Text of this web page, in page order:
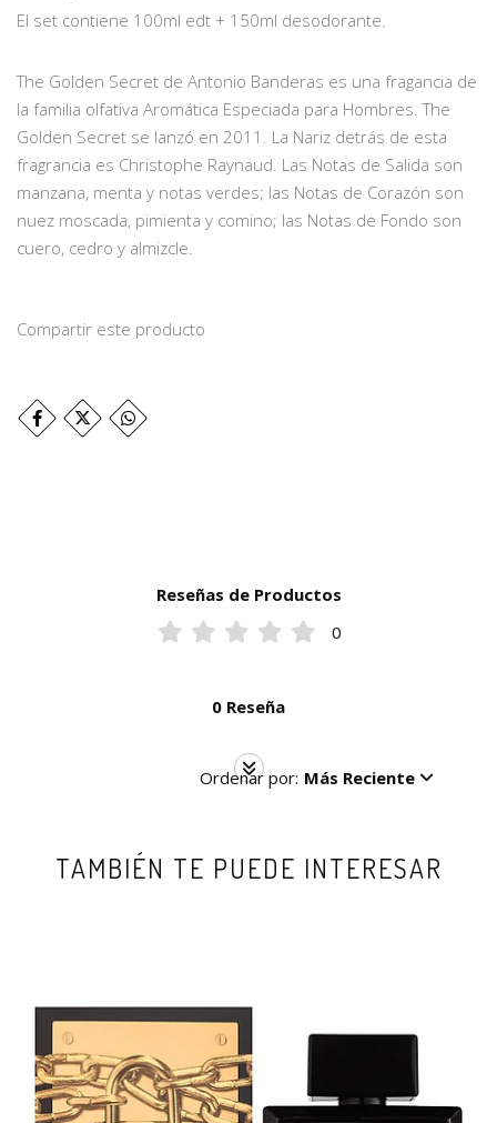
El set contiene 100ml edt + 150ml desodorante.
The Golden Secret de Antonio Banderas es una fragancia de
la familia olfativa Aromática Especiada para Hombres. The
Golden Secret se lanzó en 2011. La Nariz detrás de esta
fragrancia es Christophe Raynaud. Las Notas de Salida son
manzana, menta y notas verdes; las Notas de Corazón son
nuez moscada, pimienta y comino; las Notas de Fondo son
cuero, cedro y almizcle.
Compartir este producto
Reseñas de Productos
0
0 Reseña
Ordenar por: Más Reciente
TAMBIÉN TE PUEDE INTERESAR